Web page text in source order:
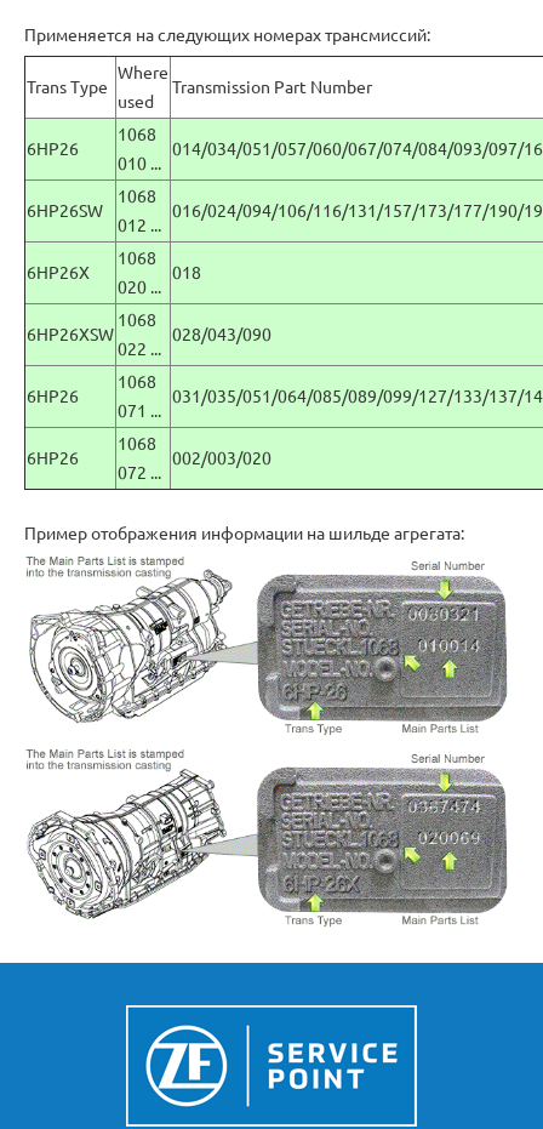
Применяется на следующих номерах трансмиссий:
Trans Type
Where
used
Transmission Part Number
6HP26
1068
010 ...
014/034/051/057/060/067/074/084/093/097/
6HP26SW
1068
012 ...
016/024/094/106/116/131/157/173/177/190/
6HP26X
1068
020 ...
018
6HP26XSW
1068
022 ...
028/043/090
6HP26
1068
071 ...
031/035/051/064/085/089/099/127/133/137/
6HP26
1068
072 ...
002/003/020
Пример отображения информации на шильде агрегата: